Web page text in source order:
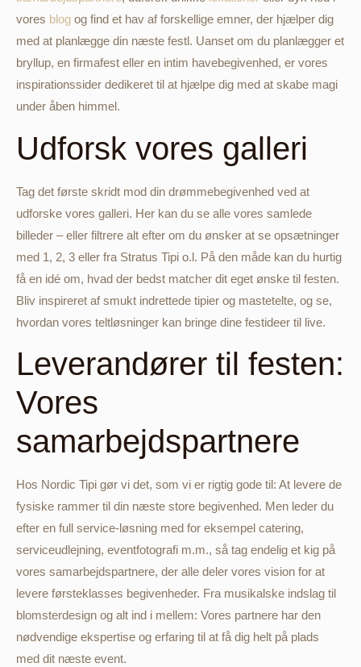
vores blog og find et hav af forskellige emner, der hjælper dig
med at planlægge din næste festl. Uanset om du planlægger et
bryllup, en firmafest eller en intim havebegivenhed, er vores
inspirationssider dedikeret til at hjælpe dig med at skabe magi
under åben himmel.
Udforsk vores galleri
Tag det første skridt mod din drømmebegivenhed ved at
udforske vores galleri. Her kan du se alle vores samlede
billeder – eller filtrere alt efter om du ønsker at se opsætninger
med 1, 2, 3 eller fra Stratus Tipi o.l. På den måde kan du hurtig
få en idé om, hvad der bedst matcher dit eget ønske til festen.
Bliv inspireret af smukt indrettede tipier og mastetelte, og se,
hvordan vores teltløsninger kan bringe dine festideer til live.
Leverandører til festen:
Vores
samarbejdspartnere
Hos Nordic Tipi gør vi det, som vi er rigtig gode til: At levere de
fysiske rammer til din næste store begivenhed. Men leder du
efter en full service-løsning med for eksempel catering,
serviceudlejning, eventfotografi m.m., så tag endelig et kig på
vores samarbejdspartnere, der alle deler vores vision for at
levere førsteklasses begivenheder. Fra musikalske indslag til
blomsterdesign og alt ind i mellem: Vores partnere har den
nødvendige ekspertise og erfaring til at få dig helt på plads
med dit næste event.